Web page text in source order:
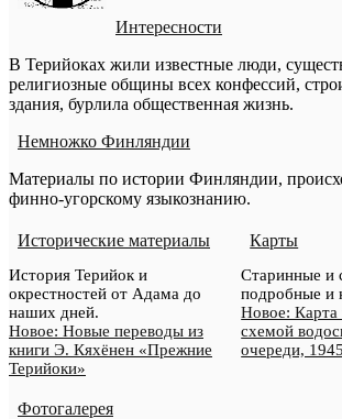
Интересности
В Терийоках жили известные люди,
религиозные общины всех конфессий,
здания, бурлила общественная жизнь.
Немножко Финляндии
Материалы по истории Финляндии,
финно-угорскому языкознанию.
Исторические материалы
История Терийок и
окрестностей от Адама до
наших дней.
Новое: Новые переводы из
книги Э. Кяхёнен «Прежние
Терийоки»
Карты
Старинные и
подробные и
Новое: Карта
схемой
очереди,
Фотогалерея